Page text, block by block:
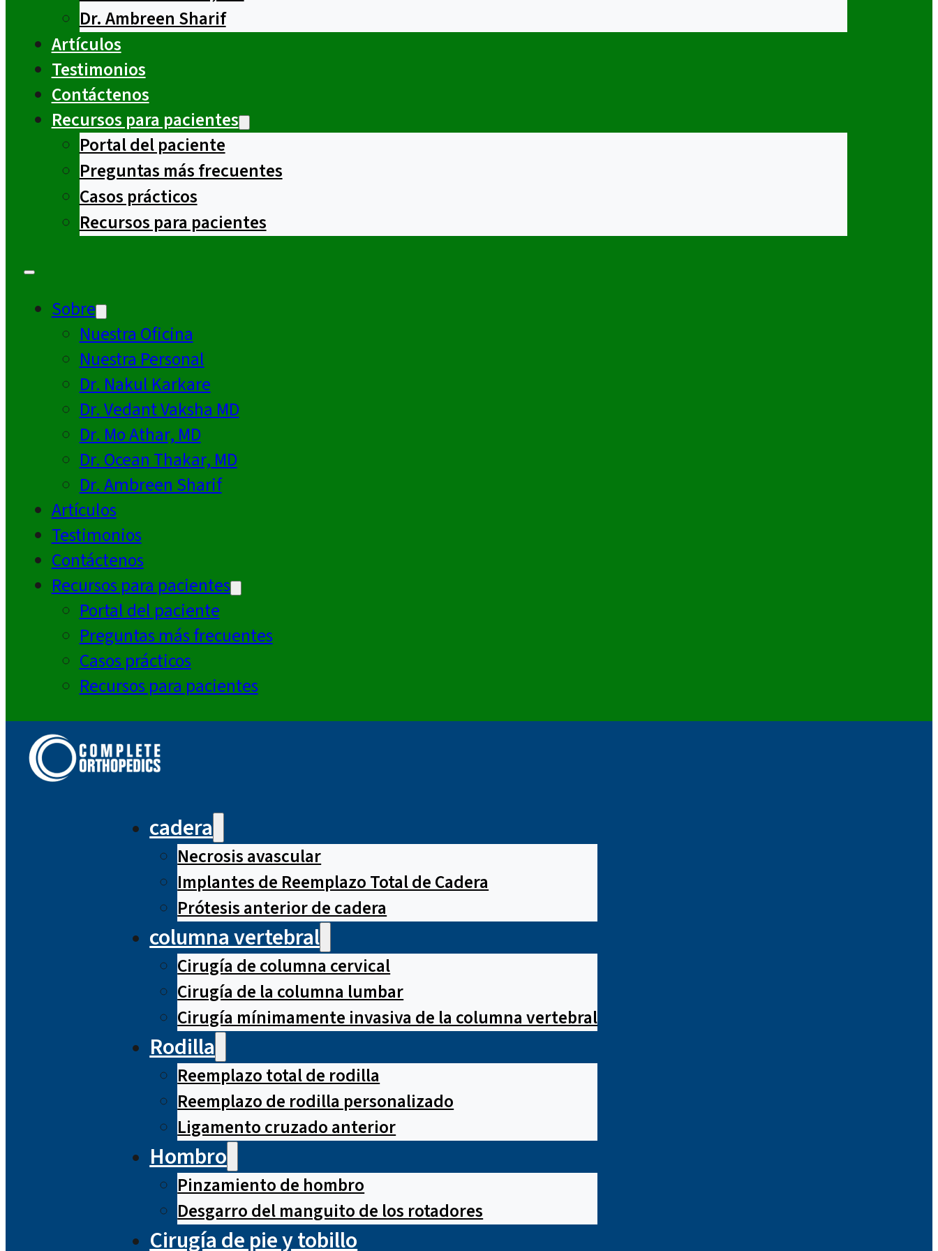
Dr. Ambreen Sharif
Artículos
Testimonios
Contáctenos
Recursos para pacientes
Portal del paciente
Preguntas más frecuentes
Casos prácticos
Recursos para pacientes
Sobre
Nuestra Oficina
Nuestra Personal
Dr. Nakul Karkare
Dr. Vedant Vaksha MD
Dr. Mo Athar, MD
Dr. Ocean Thakar, MD
Dr. Ambreen Sharif
Artículos
Testimonios
Contáctenos
Recursos para pacientes
Portal del paciente
Preguntas más frecuentes
Casos prácticos
Recursos para pacientes
cadera
Necrosis avascular
Implantes de Reemplazo Total de Cadera
Prótesis anterior de cadera
columna vertebral
Cirugía de columna cervical
Cirugía de la columna lumbar
Cirugía mínimamente invasiva de la columna vertebral
Rodilla
Reemplazo total de rodilla
Reemplazo de rodilla personalizado
Ligamento cruzado anterior
Hombro
Pinzamiento de hombro
Desgarro del manguito de los rotadores
Cirugía de pie y tobillo